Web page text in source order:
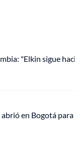
"Elkin sigue
en Bogotá